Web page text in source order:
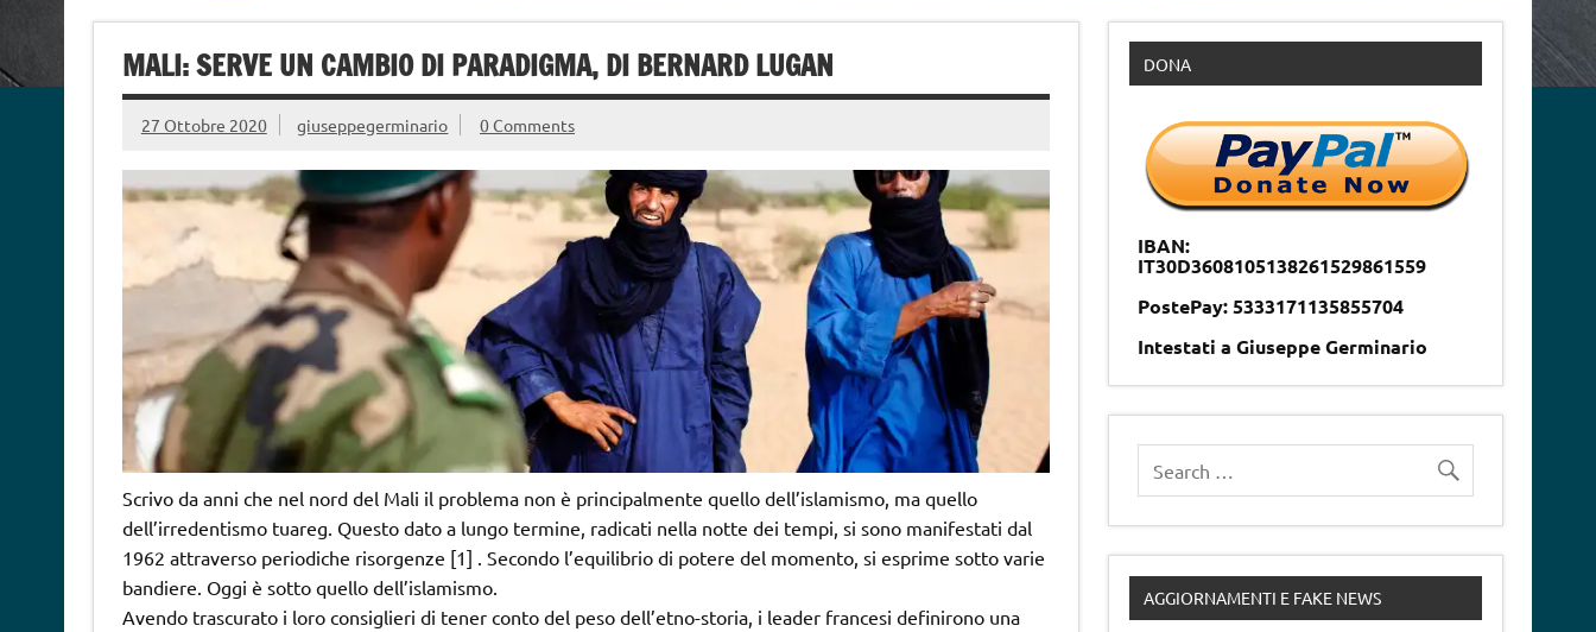
MALI: SERVE UN CAMBIO DI PARADIGMA, DI BERNARD LUGAN
27 Ottobre 2020 giuseppegerminario 0 Comments
Scrivo da anni che nel nord del Mali il problema non è principalmente quello dell’islamismo, ma quello
dell’irredentismo tuareg. Questo dato a lungo termine, radicati nella notte dei tempi, si sono manifestati dal
1962 attraverso periodiche risorgenze [1] . Secondo l’equilibrio di potere del momento, si esprime sotto varie
bandiere. Oggi è sotto quello dell’islamismo.
Avendo trascurato i loro consiglieri di tener conto del peso dell’etno-storia, i leader francesi definirono una
DONA
IBAN:
IT30D3608105138261529861559
PostePay: 5333171135855704
Intestati a Giuseppe Germinario
AGGIORNAMENTI E FAKE NEWS